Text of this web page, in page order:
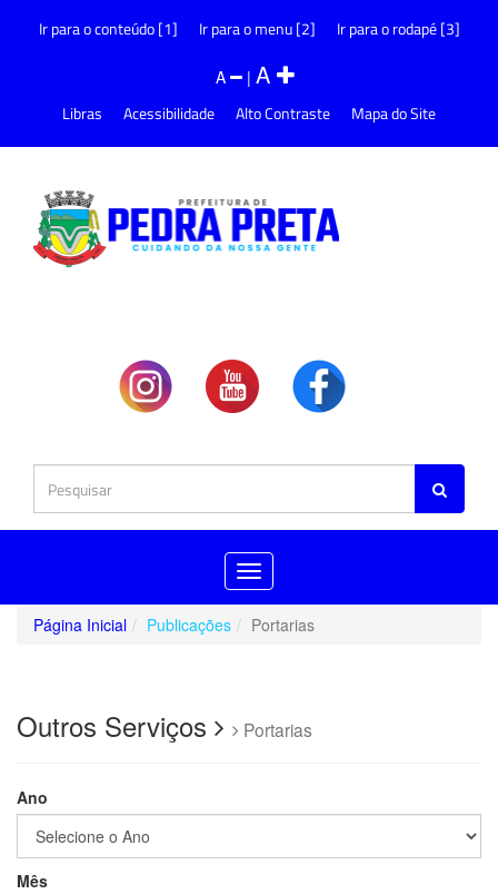
Ir para o conteúdo [1] Ir para o menu [2] Ir para o rodapé [3]
A |A
Libras Acessibilidade Alto Contraste Mapa do Site
Toggle
navigation
Página Inicial
Publicações Portarias
Outros Serviços Portarias
Ano
Mês